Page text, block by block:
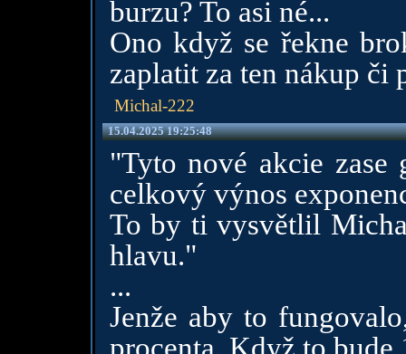
burzu? To asi né...
Ono když se řekne
zaplatit za ten nákup či
Michal-222
15.04.2025 19:25:48
"Tyto nové akcie zase
celkový výnos
To by ti vysvětlil
hlavu."
...
Jenže aby to